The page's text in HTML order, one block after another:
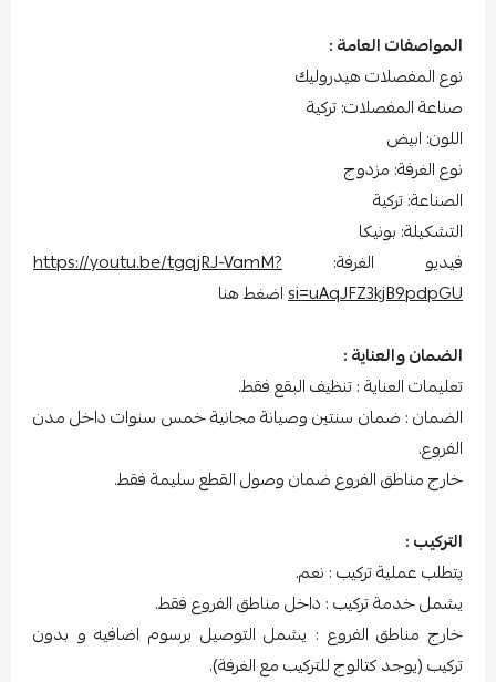
المواصفات العامة :
نوع المفصلات هيدروليك
صناعة المفصلات: تركية
اللون: ابيض
نوع الغرفة: مزدوج
الصناعة: تركية
التشكيلة: بونيكا
فيديو الغرفة: https://youtu.be/tgqjRJ-VamM?
si=uAqJFZ3kjB9pdpGUاضغط هنا
الضمان والعناية :
تعليمات العناية : تنظيف البقع فقط.
الضمان : ضمان سنتين وصيانة مجانية خمس سنوات داخل مدن
الفروع.
خارج مناطق الفروع ضمان وصول القطع سليمة فقط.
التركيب :
يتطلب عملية تركيب : نعم.
يشمل خدمة تركيب : داخل مناطق الفروع فقط.
خارج مناطق الفروع : يشمل التوصيل برسوم اضافيه و بدون
تركيب (يوجد كتالوج للتركيب مع الغرفة).